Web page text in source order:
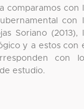
comparamos con
con
Soriano (2013),
y a estos con
con
estudio.